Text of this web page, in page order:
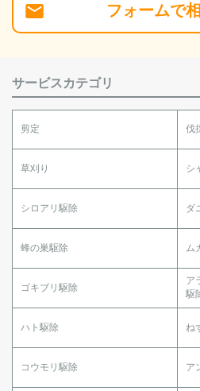
フォームで
サービスカテゴリ
剪定 伐
草刈り シ
シロアリ駆除 ダ
蜂の巣駆除 ム
ゴキブリ駆除
ア
駆
ハト駆除 ね
コウモリ駆除 ア